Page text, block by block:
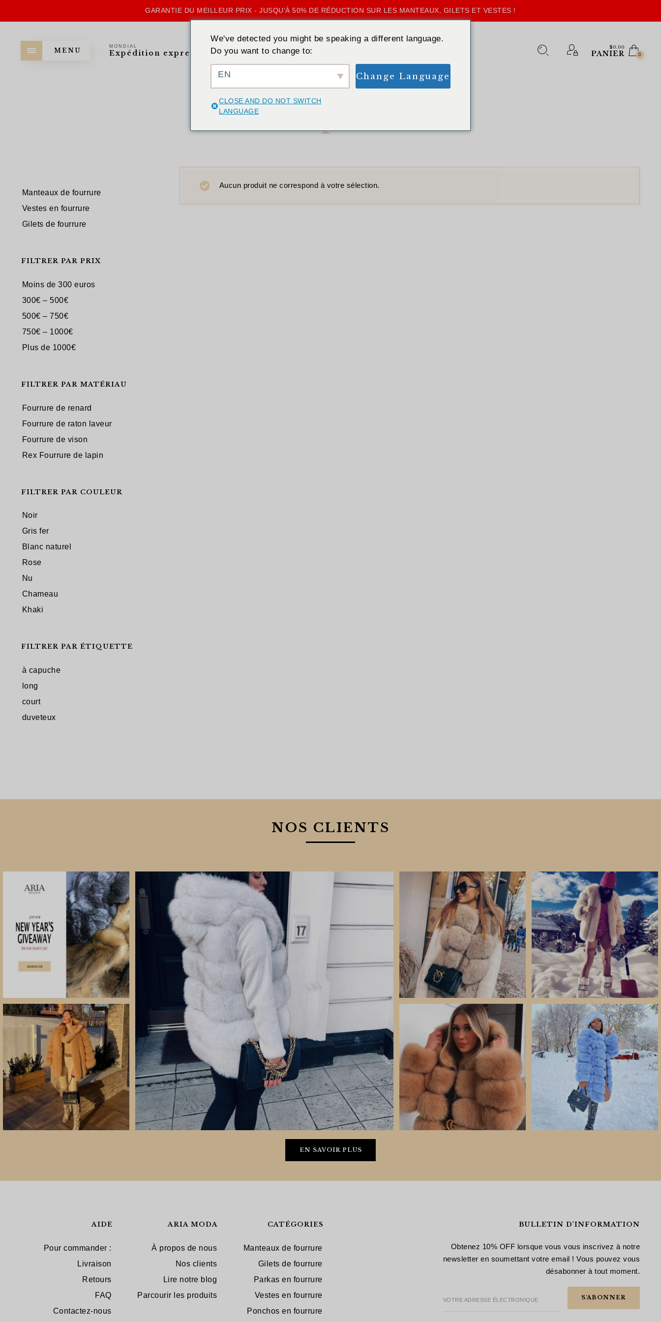
GARANTIE DU MEILLEUR PRIX - JUSQU'À 50% DE RÉDUCTION SUR LES MANTEAUX, GILETS ET VESTES !
MENU
MONDIAL
Expédition express
$0.00
PANIER 0
Manteaux de fourrure
Vestes en fourrure
Gilets de fourrure
FILTRER PAR PRIX
Moins de 300 euros
300€ – 500€
500€ – 750€
750€ – 1000€
Plus de 1000€
FILTRER PAR MATÉRIAU
Fourrure de renard
Fourrure de raton laveur
Fourrure de vison
Rex Fourrure de lapin
FILTRER PAR COULEUR
Noir
Gris fer
Blanc naturel
Rose
Nu
Chameau
Khaki
FILTRER PAR ÉTIQUETTE
à capuche
long
court
duveteux
Aucun produit ne correspond à votre sélection.
NOS CLIENTS
EN SAVOIR PLUS
AIDE
Pour commander :
Livraison
Retours
FAQ
Contactez-nous
ARIA MODA
À propos de nous
Nos clients
Lire notre blog
Parcourir les produits
CATÉGORIES
Manteaux de fourrure
Gilets de fourrure
Parkas en fourrure
Vestes en fourrure
Ponchos en fourrure
BULLETIN D'INFORMATION
Obtenez 10% OFF lorsque vous vous inscrivez à notre
newsletter en soumettant votre email ! Vous pouvez vous
désabonner à tout moment.
VOTRE ADRESSE ÉLECTRONIQUE
We've detected you might be speaking a different language.
Do you want to change to:
EN Change Language
CLOSE AND DO NOT SWITCH
LANGUAGE